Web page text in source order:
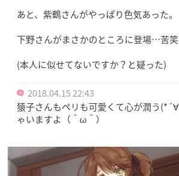
あと、紫鶴さんがやっぱり色気あった。
下野さんがまさかのところに登場…苦笑
(本人に似せてないですか？と疑った)
2018.04.15 22:43
猿子さんもペリも可愛くて心が潤う
ゃいますよ（＾ω＾）